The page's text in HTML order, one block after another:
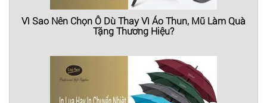
Vì Sao Nên Chọn Ô Dù Thay Vì Áo Thun, Mũ Làm Quà
Tặng Thương Hiệu?